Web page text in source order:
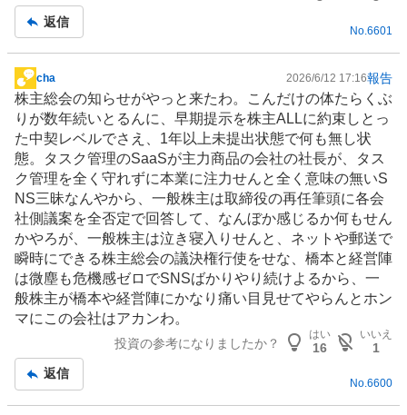
返信
No.6601
掲
示
板
記
事
cha 2026/6/12 17:16報告
株主総会の知らせがやっと来たわ。こんだけの体たらくぶ
りが数年続いとるんに、早期提示を株主ALLに約束しとっ
た中契レベルでさえ、1年以上未提出状態で何も無し状
態。タスク管理のSaaSが主力商品の会社の社長が、タス
ク管理を全く守れずに本業に注力せんと全く意味の無いS
NS三昧なんやから、一般株主は取締役の再任筆頭に各会
社側議案を全否定で回答して、なんぼか感じるか何もせん
かやろが、一般株主は泣き寝入りせんと、ネットや郵送で
瞬時にできる株主総会の議決権行使をせな、橋本と経営陣
は微塵も危機感ゼロでSNSばかりやり続けよるから、一
般株主が橋本や経営陣にかなり痛い目見せてやらんとホン
マにこの会社はアカンわ。
投資の参考になりましたか？
はい
16
いいえ
1
返信
No. 6600